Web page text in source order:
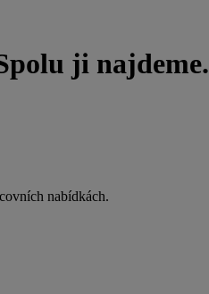
ji najdeme.
nabídkách.